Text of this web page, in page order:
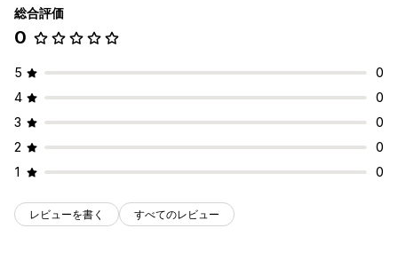
総合評価
0
5
0
4
0
3
0
2
0
1
0
レビューを書く すべてのレビュー